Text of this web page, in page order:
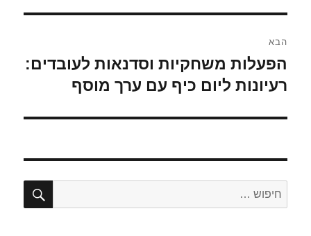
הבא
הפוסט
הבא:
הפעלות משחקיות וסדנאות לעובדים:
רעיונות ליום כיף עם ערך מוסף
חפש: